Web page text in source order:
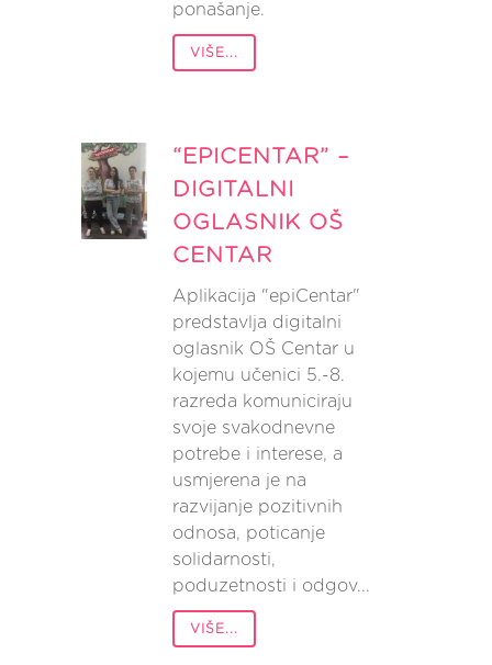
ponašanje.
VIŠE...
“EPICENTAR” –
DIGITALNI
OGLASNIK OŠ
CENTAR
Aplikacija "epiCentar"
predstavlja digitalni
oglasnik OŠ Centar u
kojemu učenici 5.-8.
razreda komuniciraju
svoje svakodnevne
potrebe i interese, a
usmjerena je na
razvijanje pozitivnih
odnosa, poticanje
solidarnosti,
poduzetnosti i odgov...
VIŠE...